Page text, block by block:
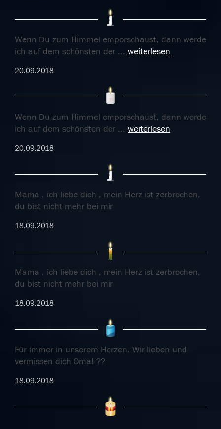
Wenn Du zum Himmel emporschaust, dann werde
ich auf dem schönsten der ... weiterlesen
20.09.2018
Wenn Du zum Himmel emporschaust, dann werde
ich auf dem schönsten der ... weiterlesen
20.09.2018
Mama , ich liebe dich , mein Herz ist zerbrochen,
du bist nicht mehr bei mir
18.09.2018
Mama , ich liebe dich , mein Herz ist zerbrochen,
du bist nicht mehr bei mir
18.09.2018
Für immer in unserem Herzen. Wir lieben und
vermissen dich Oma! ??
18.09.2018